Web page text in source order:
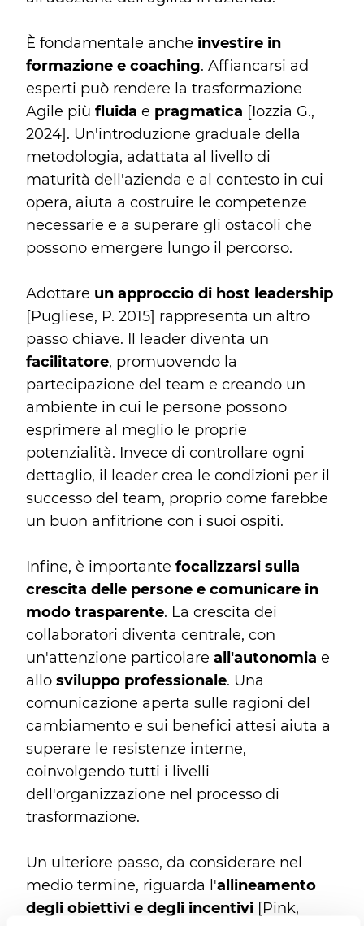
È fondamentale anche investire in
formazione e coaching. Affiancarsi ad
esperti può rendere la trasformazione
Agile più fluida e pragmatica [Iozzia G.,
2024]. Un'introduzione graduale della
metodologia, adattata al livello di
maturità dell'azienda e al contesto in cui
opera, aiuta a costruire le competenze
necessarie e a superare gli ostacoli che
possono emergere lungo il percorso.
Adottare un approccio di host leadership
[Pugliese, P. 2015] rappresenta un altro
passo chiave. Il leader diventa un
facilitatore, promuovendo la
partecipazione del team e creando un
ambiente in cui le persone possono
esprimere al meglio le proprie
potenzialità. Invece di controllare ogni
dettaglio, il leader crea le condizioni per il
successo del team, proprio come farebbe
un buon anfitrione con i suoi ospiti.
Infine, è importante focalizzarsi sulla
crescita delle persone e comunicare in
modo trasparente. La crescita dei
collaboratori diventa centrale, con
un'attenzione particolare all'autonomia e
allo sviluppo professionale. Una
comunicazione aperta sulle ragioni del
cambiamento e sui benefici attesi aiuta a
superare le resistenze interne,
coinvolgendo tutti i livelli
dell'organizzazione nel processo di
trasformazione.
Un ulteriore passo, da considerare nel
medio termine, riguarda l'allineamento
degli obiettivi e degli incentivi [Pink,